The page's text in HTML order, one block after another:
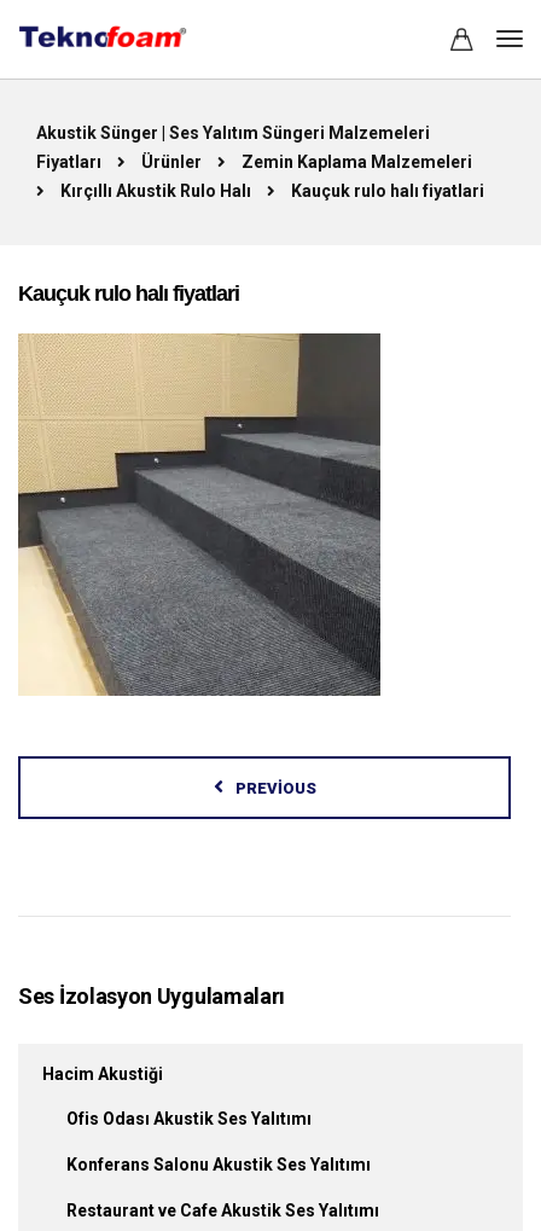
Akustik Sünger | Ses Yalıtım Süngeri Malzemeleri
Fiyatları
Ürünler
Zemin Kaplama Malzemeleri
Kırçıllı Akustik Rulo Halı
Kauçuk rulo halı fiyatlari
Kauçuk rulo halı fiyatlari
PREVIOUS
Ses İzolasyon Uygulamaları
Hacim Akustiği
Ofis Odası Akustik Ses Yalıtımı
Konferans Salonu Akustik Ses Yalıtımı
Restaurant ve Cafe Akustik Ses Yalıtımı